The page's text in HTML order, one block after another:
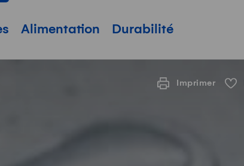
Alimentation Durabilité
Imprimer